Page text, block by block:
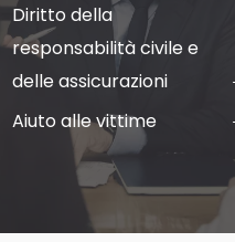
Diritto della
responsabilità civile e
delle assicurazioni
Aiuto alle vittime